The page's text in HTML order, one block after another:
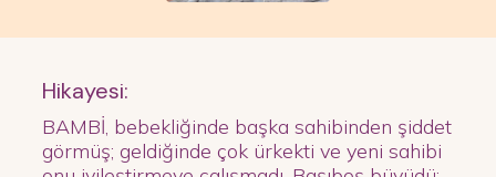
Hikayesi:
BAMBİ, bebekliğinde başka sahibinden şiddet
görmüş; geldiğinde çok ürkekti ve yeni sahibi